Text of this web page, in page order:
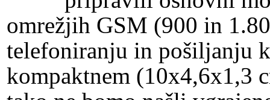
omrežjih GSM (900 in
telefoniranju in pošiljanju
kompaktnem (10x4,6x1,3